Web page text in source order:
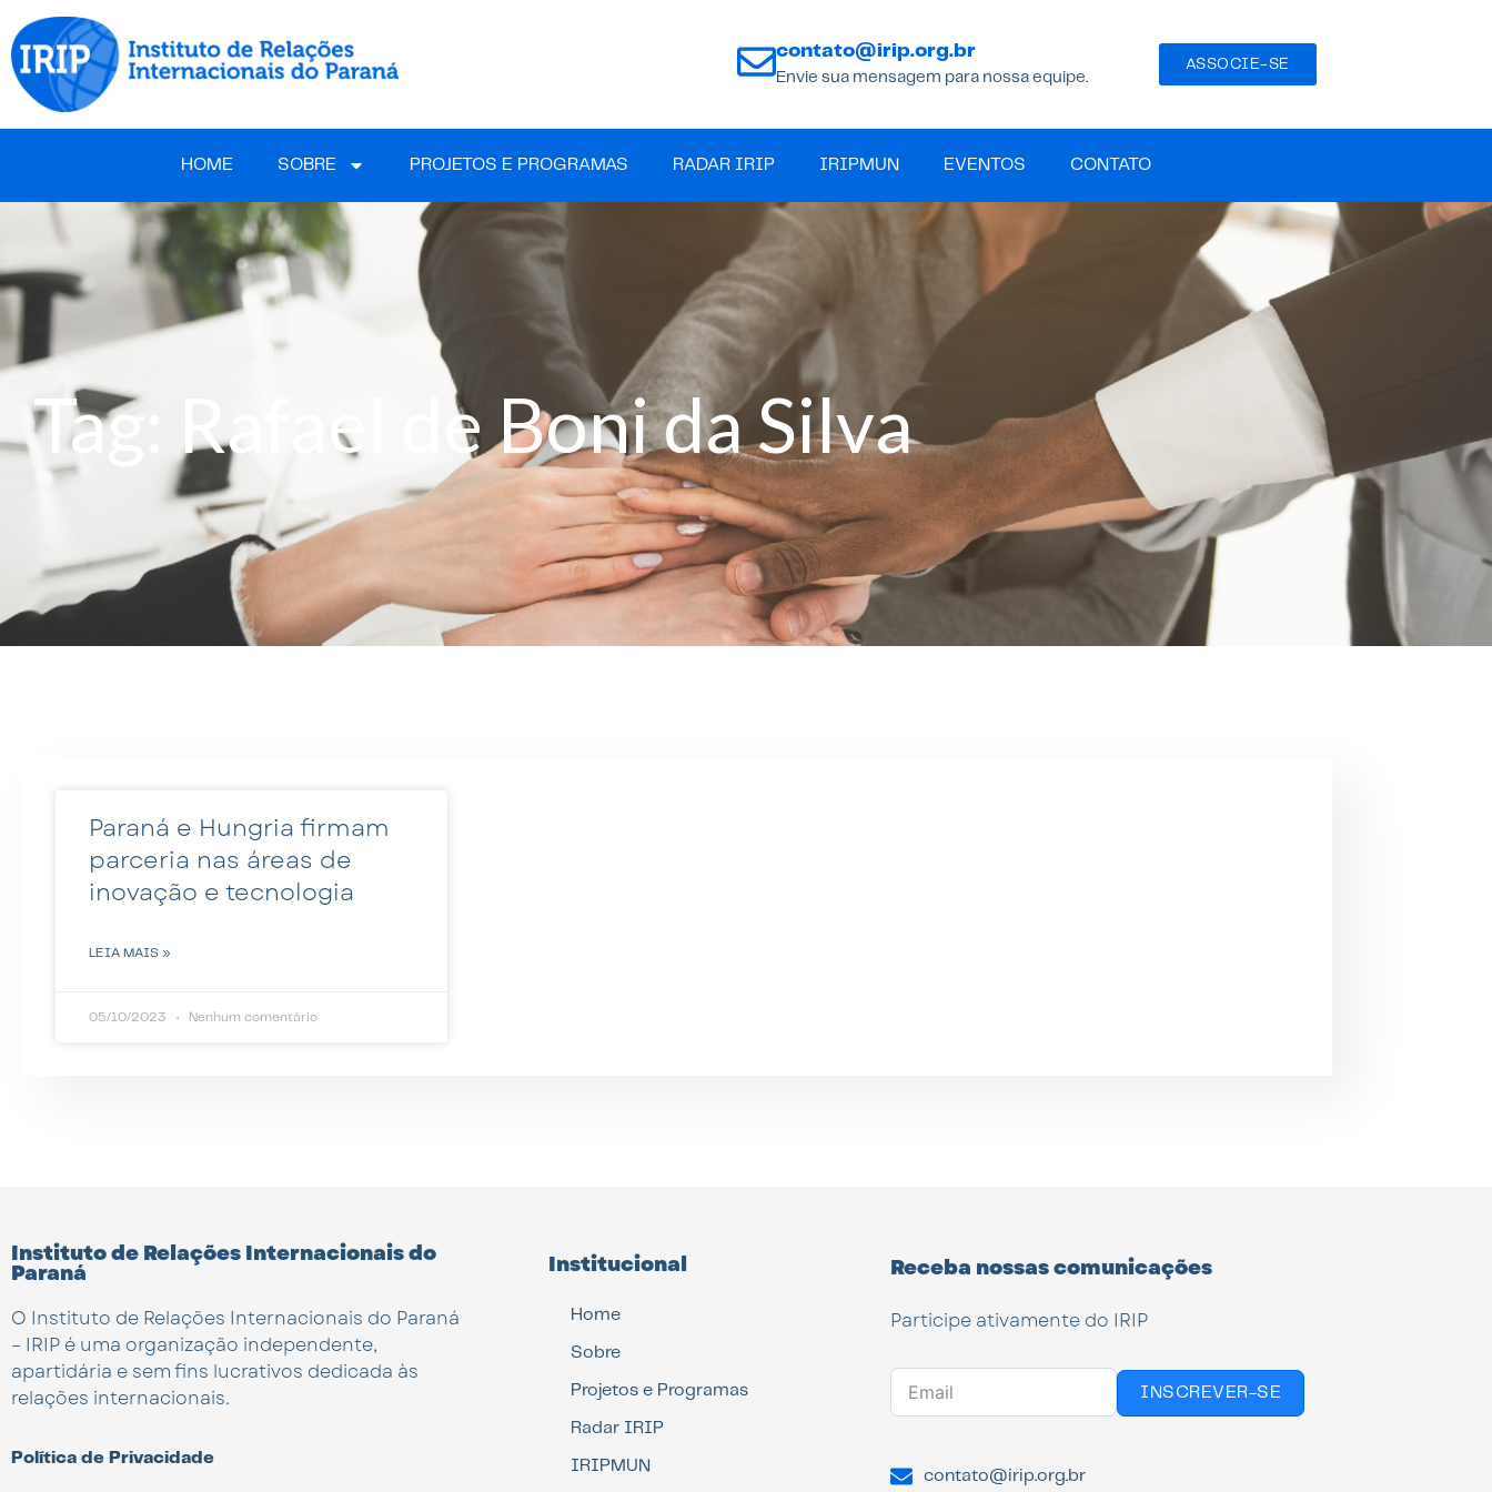
contato@irip.org.br
Envie sua mensagem para nossa equipe.
ASSOCIE-SE
HOME SOBRE PROJETOS E PROGRAMAS RADAR IRIP IRIPMUN EVENTOS CONTATO
Tag: Rafael de Boni da Silva
Paraná e Hungria firmam
parceria nas áreas de
inovação e tecnologia
LEIA MAIS »
05/10/2023 Nenhum comentário
Instituto de Relações Internacionais do
Paraná
O Instituto de Relações Internacionais do Paraná
– IRIP é uma organização independente,
apartidária e sem fins lucrativos dedicada às
relações internacionais.
Política de Privacidade
Institucional
Home
Sobre
Projetos e Programas
Radar IRIP
IRIPMUN
Receba nossas comunicações
Participe ativamente do IRIP
INSCREVER-SE
contato@irip.org.br